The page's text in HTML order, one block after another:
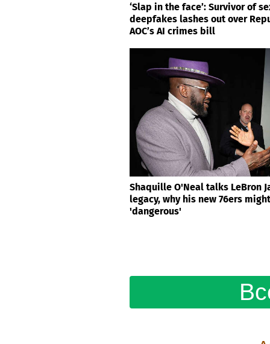
‘Slap in the face’: Survivor of
deepfakes lashes out over
AOC’s AI crimes bill
Shaquille O'Neal talks LeBron
legacy, why his new 76ers
'dangerous'